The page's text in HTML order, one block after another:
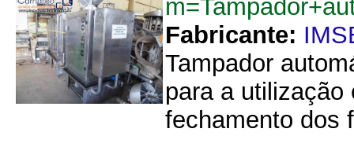
Fabricante:
Tampador
para a
fechamento dos